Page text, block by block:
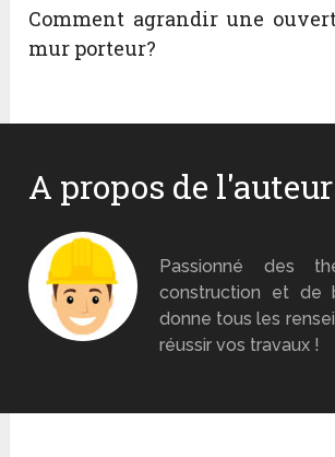
Comment agrandir une
mur porteur?
A propos de l'auteur
Passionné des
construction et de
donne tous les
réussir vos travaux !